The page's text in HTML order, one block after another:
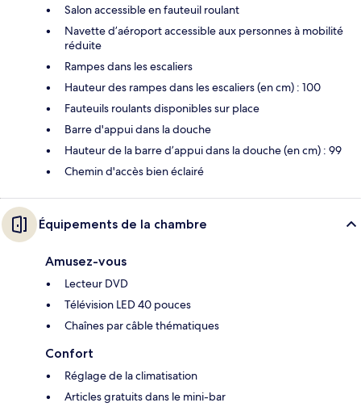
Salon accessible en fauteuil roulant
Navette d’aéroport accessible aux personnes à mobilité
réduite
Rampes dans les escaliers
Hauteur des rampes dans les escaliers (en cm) : 100
Fauteuils roulants disponibles sur place
Barre d'appui dans la douche
Hauteur de la barre d’appui dans la douche (en cm) : 99
Chemin d'accès bien éclairé
Équipements de la chambre
Amusez-vous
Lecteur DVD
Télévision LED 40 pouces
Chaînes par câble thématiques
Confort
Réglage de la climatisation
Articles gratuits dans le mini-bar